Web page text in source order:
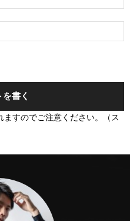
*
すのでご注意ください。（ス